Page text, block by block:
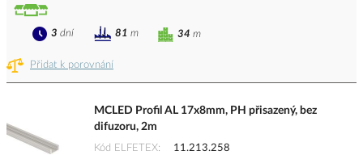
Přidat k porovnání
34 m
3 dní 81 m
MCLED Profil AL 17x8mm, PH přisazený, bez
difuzoru, 2m
Kód ELFETEX
11.213.258